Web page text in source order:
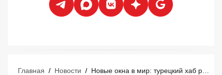
Главная / Новости /